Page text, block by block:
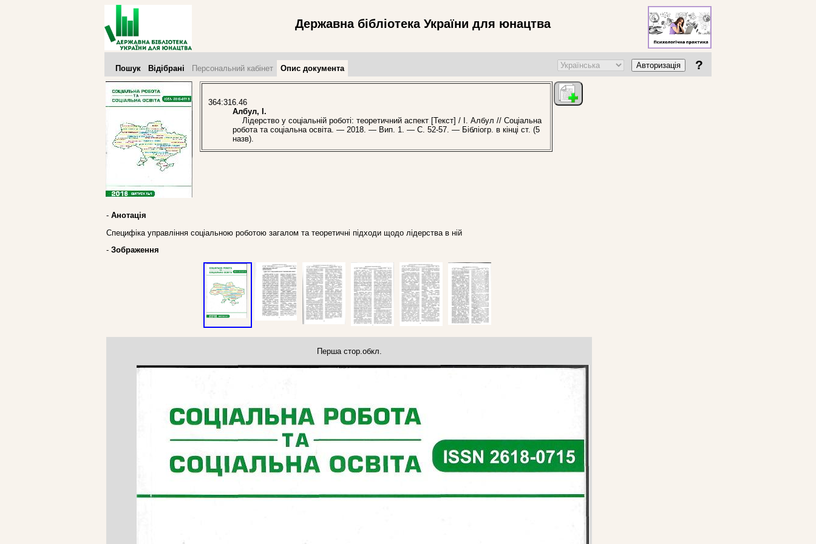
Державна бібліотека України для юнацтва
Пошук Відібрані Персональний кабінет Опис документа Авторизація ?
364:316.46
Албул, І.
Лідерство у соціальній роботі: теоретичний аспект [Текст] / І. Албул // Соціальна
робота та соціальна освіта. — 2018. — Вип. 1. — С. 52-57. — Бібліогр. в кінці ст. (5
назв).
- Анотація
Специфіка управління соціальною роботою загалом та теоретичні підходи щодо лідерства в ній
- Зображення
Перша стор.обкл.